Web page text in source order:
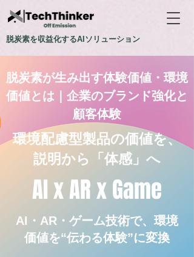
脱炭素を収益化するAIソリューション
脱炭素が生み出す体験価値・環境
価値とは｜企業のブランド強化と
顧客体験
環境配慮型製品の価値を、
説明から「体感」へ
AI x AR x Game
AI・AR・ゲーム技術で、環境
価値を“伝わる体験”に変換